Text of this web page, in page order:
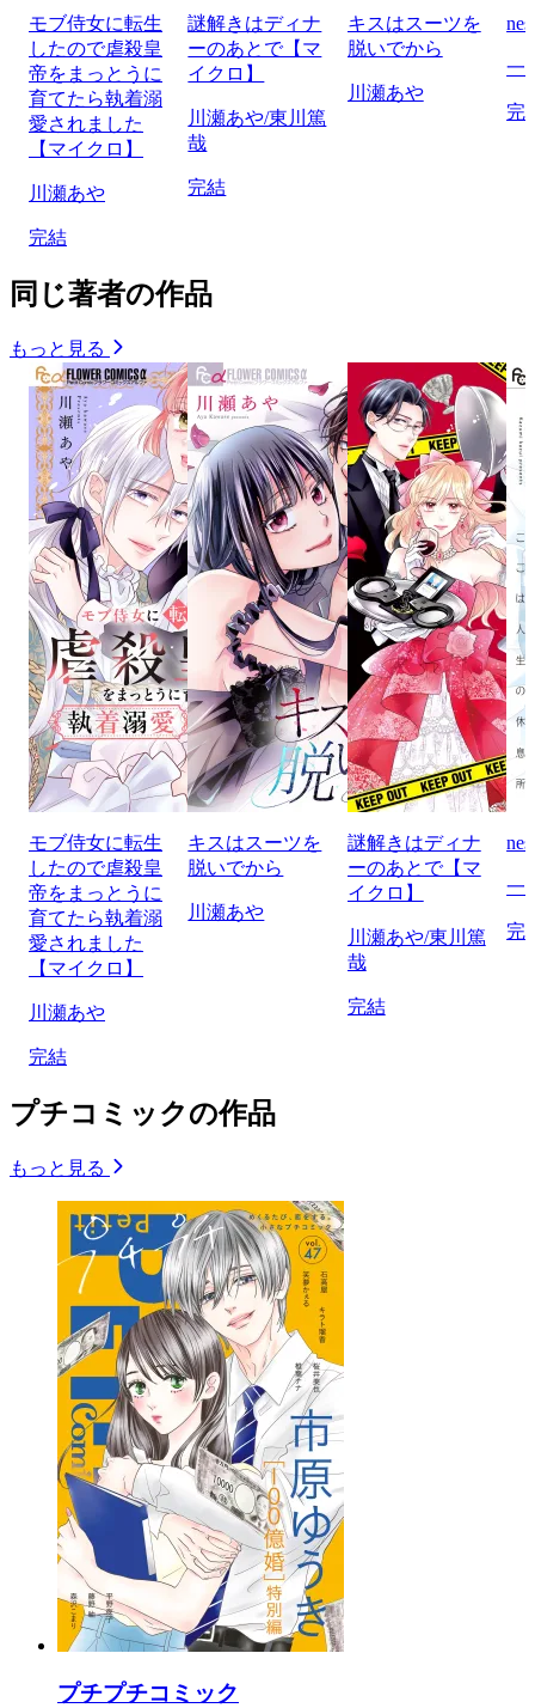
モブ侍女に転生
したので虐殺皇
帝をまっとうに
育てたら執着溺
愛されました
【マイクロ】
川瀬あや
完結
謎解きはディナ
ーのあとで【マ
イクロ】
川瀬あや/東川篤
哉
完結
キスはスーツを
脱いでから
川瀬あや
一
完
同じ著者の作品
もっと見る
モブ侍女に転生
したので虐殺皇
帝をまっとうに
育てたら執着溺
愛されました
【マイクロ】
川瀬あや
完結
キスはスーツを
脱いでから
川瀬あや
謎解きはディナ
ーのあとで【マ
イクロ】
川瀬あや/東川篤
哉
完結
一
完
プチコミックの作品
もっと見る
プチプチコミック